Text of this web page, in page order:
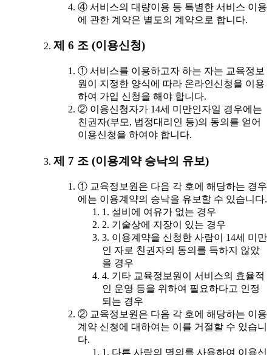
④ 서비스의 대량이용 등 특별한 서비스 이용
에 관한 계약은 별도의 계약으로 합니다.
제 6 조 (이용신청)
① 서비스를 이용하고자 하는 자는 교육정보
원이 지정한 양식에 따라 온라인신청을 이용
하여 가입 신청을 해야 합니다.
② 이용신청자가 14세 미만인자일 경우에는
친권자(부모, 법정대리인 등)의 동의를 얻어
이용신청을 하여야 합니다.
제 7 조 (이용계약 승낙의 유보)
① 교육정보원은 다음 각 호에 해당하는 경우
에는 이용계약의 승낙을 유보할 수 있습니다.
1. 설비에 여유가 없는 경우
2. 기술상에 지장이 있는 경우
3. 이용계약을 신청한 사람이 14세 미만
인 자로 친권자의 동의를 득하지 않았
을 경우
4. 기타 교육정보원이 서비스의 효율적
인 운영 등을 위하여 필요하다고 인정
되는 경우
② 교육정보원은 다음 각 호에 해당하는 이용
계약 신청에 대하여는 이를 거절할 수 있습니
다.
1. 다른 사람의 명의를 사용하여 이용신